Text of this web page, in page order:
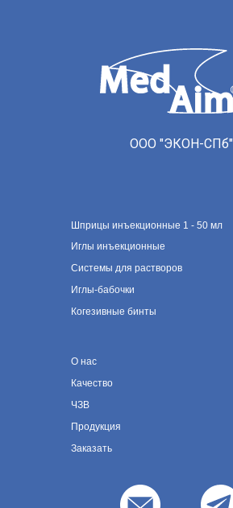
ООО "ЭКОН-СПб"
Шприцы инъекционные 1 - 50 мл
Иглы инъекционные
О нас
Системы для растворов
Качество
ЧЗВ
Продукция
Иглы-бабочки
Заказать
Когезивные бинты